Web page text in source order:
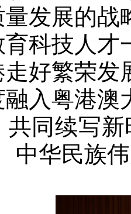
发展的战
科技人
好繁荣发
融入粤港
共同续写
中华民族